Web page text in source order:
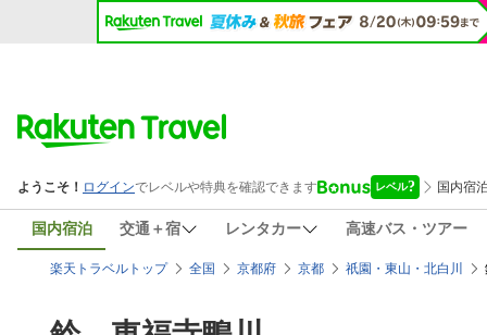
国内宿泊 交通＋宿 レンタカー 高速バス・ツアー
楽天トラベルトップ 全国 京都府 京都 祇園・東山・北白川